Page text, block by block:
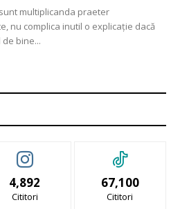
multiplicanda praeter
nu complica inutil o explicație dacă
bine...
4,892
Cititori
67,100
Cititori